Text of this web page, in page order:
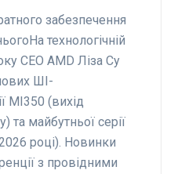
забезпечення
технологічній
CEO AMD Ліза Су
ШІ-
MI350 (вихід
та майбутньої серії
році). Новинки
з провідними